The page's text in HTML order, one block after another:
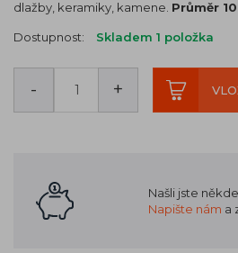
dlažby, keramiky, kamene. Průměr
Dostupnost: Skladem 1 položka
- +
Našli jste někde
Napište nám a